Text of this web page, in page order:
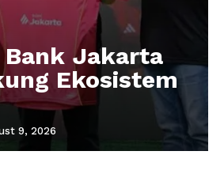
Bank Jakarta
Ekosistem
9, 2026